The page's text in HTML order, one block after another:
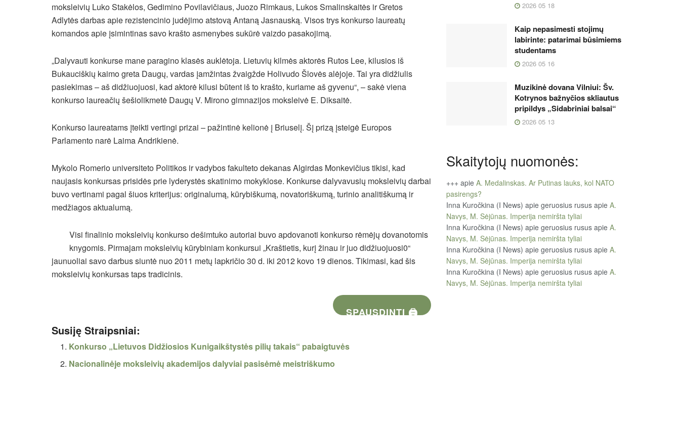
moksleivių Luko Stakėlos, Gedimino Povilavičiaus, Juozo Rimkaus, Lukos Smalinskaitės ir Gretos
Adlytės darbas apie rezistencinio judėjimo atstovą Antaną Jasnauską. Visos trys konkurso laureatų
komandos apie įsimintinas savo krašto asmenybes sukūrė vaizdo pasakojimą.
„Dalyvauti konkurse mane paragino klasės auklėtoja. Lietuvių kilmės aktorės Rutos Lee, kilusios iš
Bukauciškių kaimo greta Daugų, vardas įamžintas žvaigžde Holivudo Šlovės alėjoje. Tai yra didžiulis
pasiekimas – aš didžiuojuosi, kad aktorė kilusi būtent iš to krašto, kuriame aš gyvenu“, – sakė viena
konkurso laureačių šešiolikmetė Daugų V. Mirono gimnazijos moksleivė E. Diksaitė.
Konkurso laureatams įteikti vertingi prizai – pažintinė kelionė į Briuselį. Šį prizą įsteigė Europos
Parlamento narė Laima Andrikienė.
Mykolo Romerio universiteto Politikos ir vadybos fakulteto dekanas Algirdas Monkevičius tikisi, kad
naujasis konkursas prisidės prie lyderystės skatinimo mokyklose. Konkurse dalyvavusių moksleivių darbai
buvo vertinami pagal šiuos kriterijus: originalumą, kūrybiškumą, novatoriškumą, turinio analitiškumą ir
medžiagos aktualumą.
Visi finalinio moksleivių konkurso dešimtuko autoriai buvo apdovanoti konkurso rėmėjų dovanotomis
knygomis. Pirmajam moksleivių kūrybiniam konkursui „Kraštietis, kurį žinau ir juo didžiuojuosi0“
jaunuoliai savo darbus siuntė nuo 2011 metų lapkričio 30 d. iki 2012 kovo 19 dienos. Tikimasi, kad šis
moksleivių konkursas taps tradicinis.
SPAUSDINTI 🖨
Susiję Straipsniai:
Konkurso „Lietuvos Didžiosios Kunigaikštystės pilių takais“ pabaigtuvės
Nacionalinėje moksleivių akademijos dalyviai pasisėmė meistriškumo
2026 05 18
Kaip nepasimesti stojimų
labirinte: patarimai būsimiems
studentams
2026 05 16
Muzikinė dovana Vilniui: Šv.
Kotrynos bažnyčios skliautus
pripildys „Sidabriniai balsai“
2026 05 13
Skaitytojų nuomonės:
+++ apie A. Medalinskas. Ar Putinas lauks, kol NATO
pasirengs?
Inna Kuročkina (I News) apie geruosius rusus apie A.
Navys, M. Sėjūnas. Imperija nemiršta tyliai
Inna Kuročkina (I News) apie geruosius rusus apie A.
Navys, M. Sėjūnas. Imperija nemiršta tyliai
Inna Kuročkina (I News) apie geruosius rusus apie A.
Navys, M. Sėjūnas. Imperija nemiršta tyliai
Inna Kuročkina (I News) apie geruosius rusus apie A.
Navys, M. Sėjūnas. Imperija nemiršta tyliai